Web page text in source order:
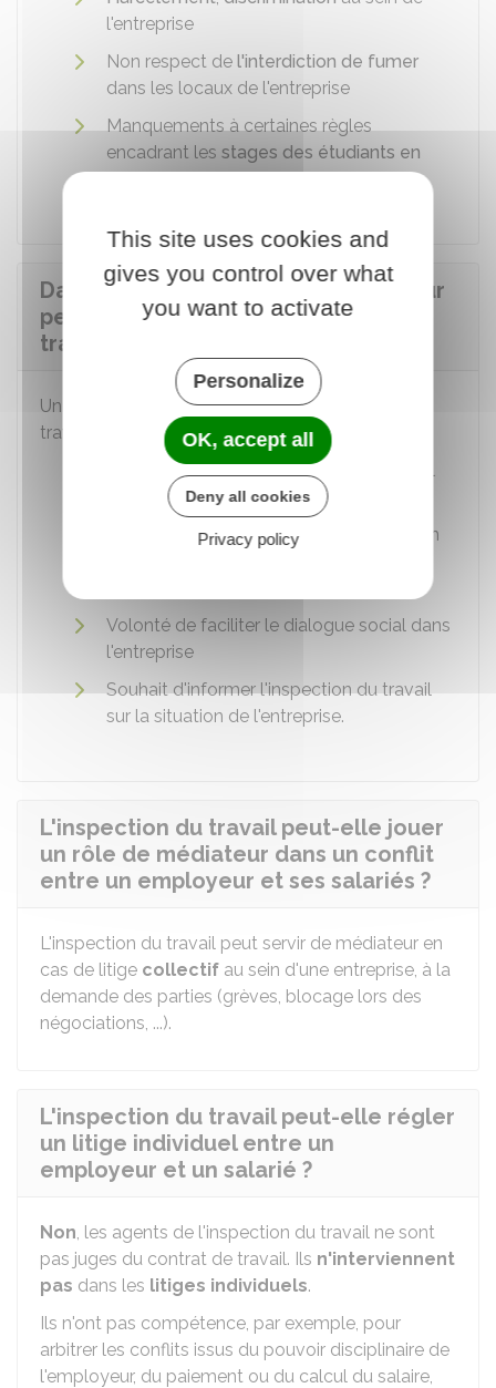
l'entreprise
Non respect de l'interdiction de fumer
dans les locaux de l'entreprise
Manquements à certaines règles
encadrant les stages des étudiants en
milieu professionnel.
Dans quelles situations un employeur
peut-il contacter l'inspection du
travail ?
Un employeur peut contacter l'inspection du
travail dans les situations suivantes :
Besoin d'une information ou d'un conseil
sur une règle prévue par la loi
Contrôle de l'inspection du travail au sein
Volonté de faciliter le dialogue social dans
l'entreprise
Souhait d'informer l'inspection du travail
sur la situation de l'entreprise.
L'inspection du travail peut-elle jouer
un rôle de médiateur dans un conflit
entre un employeur et ses salariés ?
L'inspection du travail peut servir de médiateur en
cas de litige collectif au sein d'une entreprise, à la
demande des parties (grèves, blocage lors des
négociations, ...).
L'inspection du travail peut-elle régler
un litige individuel entre un
employeur et un salarié ?
Non, les agents de l'inspection du travail ne sont
pas juges du contrat de travail. Ils n'interviennent
pas dans les litiges individuels.
Ils n'ont pas compétence, par exemple, pour
arbitrer les conflits issus du pouvoir disciplinaire de
l'employeur, du paiement ou du calcul du salaire,
This site uses cookies and
gives you control over what
you want to activate
Personalize
OK, accept all
Deny all cookies
Privacy policy